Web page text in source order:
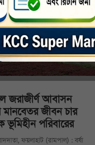
জরাজীর্ণ আবাসন
মানবেতর জীবন চার
ভূমিহীন পরিবারের
ফয়লাহাট (রামপাল) : বর্ষা